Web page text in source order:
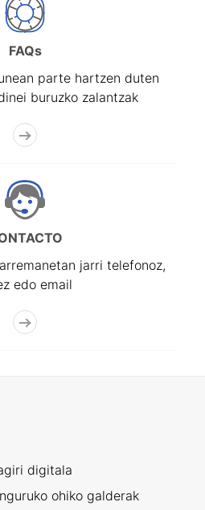
FAQs
parte hartzen duten
buruzko zalantzak
jarri telefonoz,
edo email
digitala
ohiko galderak